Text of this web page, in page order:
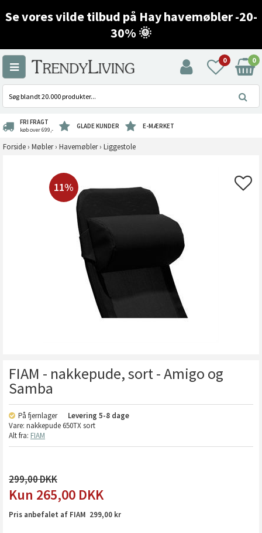
Se vores vilde tilbud på Hay havemøbler -20-
30% 🌞
0 0
FRI FRAGT
køb over 699,- GLADE KUNDER E-MÆRKET
Forside › Møbler› Havemøbler› Liggestole
11%
FIAM - nakkepude, sort - Amigo og
Samba
På fjernlager Levering 5-8 dage
Vare: nakkepude 650TX sort
Alt fra: FIAM
299,00
265,00 DKK
Pris anbefalet af FIAM 299,00 kr